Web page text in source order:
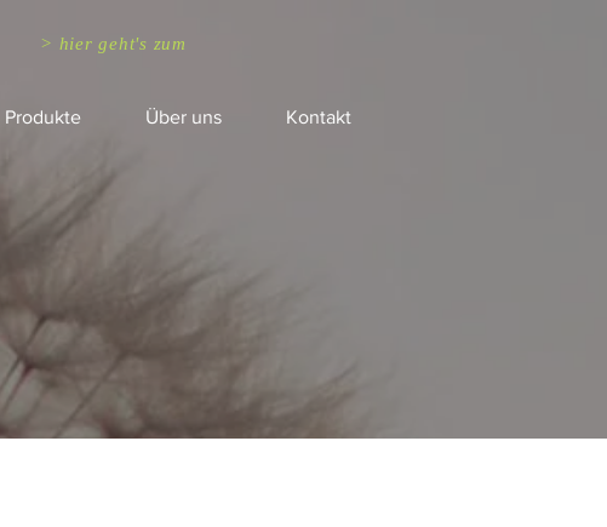
> hier geht's zum
Produkte Über uns Kontakt